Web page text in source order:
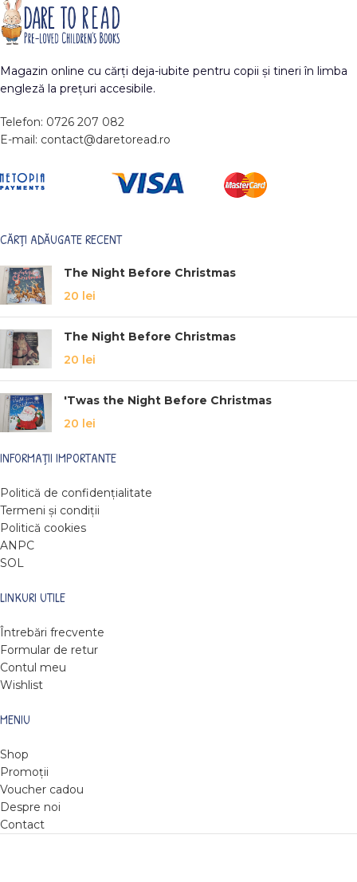
Magazin online cu cărți deja-iubite pentru copii și tineri în limba
engleză la prețuri accesibile.
Telefon: 0726 207 082
E-mail: contact@daretoread.ro
CĂRȚI ADĂUGATE RECENT
The Night Before Christmas
20 lei
The Night Before Christmas
20 lei
'Twas the Night Before Christmas
20 lei
INFORMAȚII IMPORTANTE
Politică de confidențialitate
Termeni și condiții
Politică cookies
ANPC
SOL
LINKURI UTILE
Întrebări frecvente
Formular de retur
Contul meu
Wishlist
MENIU
Shop
Promoții
Voucher cadou
Despre noi
Contact